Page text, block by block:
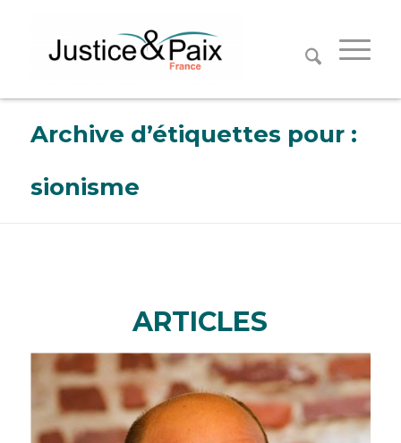
Archive d’étiquettes pour :
sionisme
ARTICLES